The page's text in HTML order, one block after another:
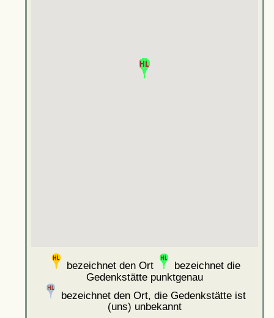
bezeichnet den Ort
bezeichnet die
Gedenkstätte punktgenau
bezeichnet den Ort, die Gedenkstätte ist
(uns) unbekannt